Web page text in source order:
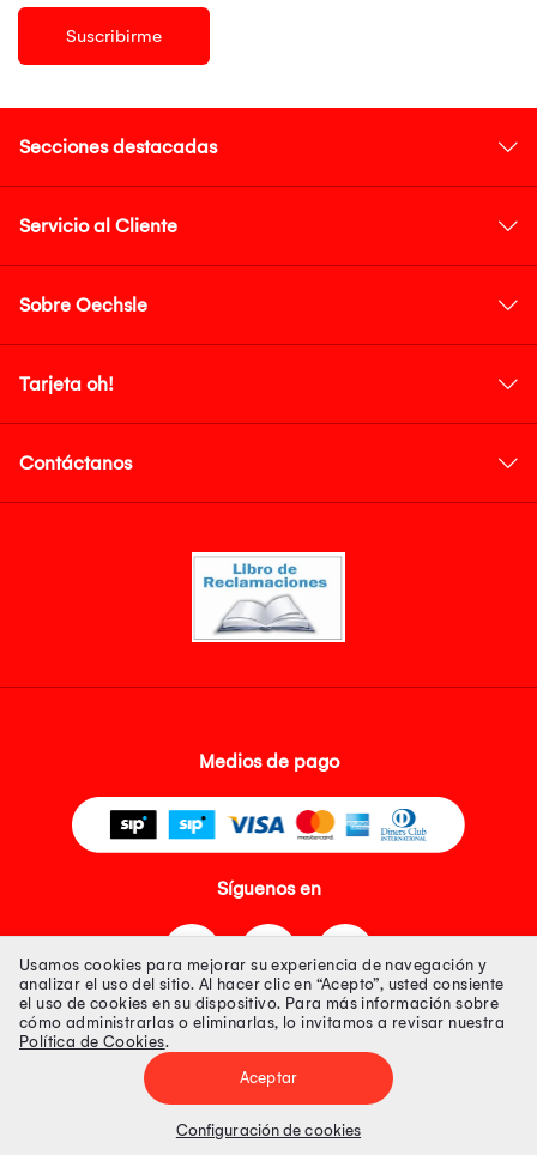
Suscribirme
Secciones destacadas
Servicio al Cliente
Sobre Oechsle
Tarjeta oh!
Contáctanos
Medios de pago
Síguenos en
Tienda 100% Segura
Tiendas Peruanas S.A. R.U.C. Nº 20493020618. Todos los derechos
Precios disponibles solo en www.oechsle.pe. Precios online publicados
Usamos cookies para mejorar su experiencia de navegación y
analizar el uso del sitio. Al hacer clic en “Acepto”, usted consiente
el uso de cookies en su dispositivo. Para más información sobre
cómo administrarlas o eliminarlas, lo invitamos a revisar nuestra
Política de Cookies.
Aceptar
Configuración de cookies